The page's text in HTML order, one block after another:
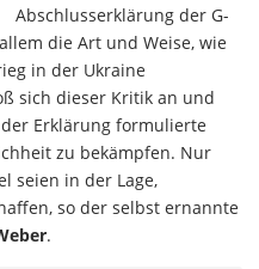
Abschlusserklärung der G-
die Art und Weise, wie
in der Ukraine
sich dieser Kritik an und
Erklärung formulierte
zu bekämpfen. Nur
seien in der Lage,
so der selbst ernannte
.